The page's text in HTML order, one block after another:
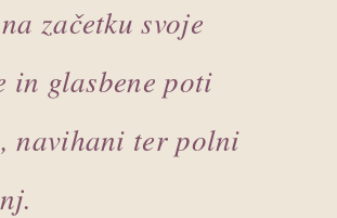
začetku svoje
in glasbene poti
navihani ter polni